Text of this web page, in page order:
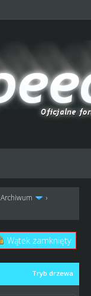
Archiwum ›
Wątek zamknięty
Tryb drzewa